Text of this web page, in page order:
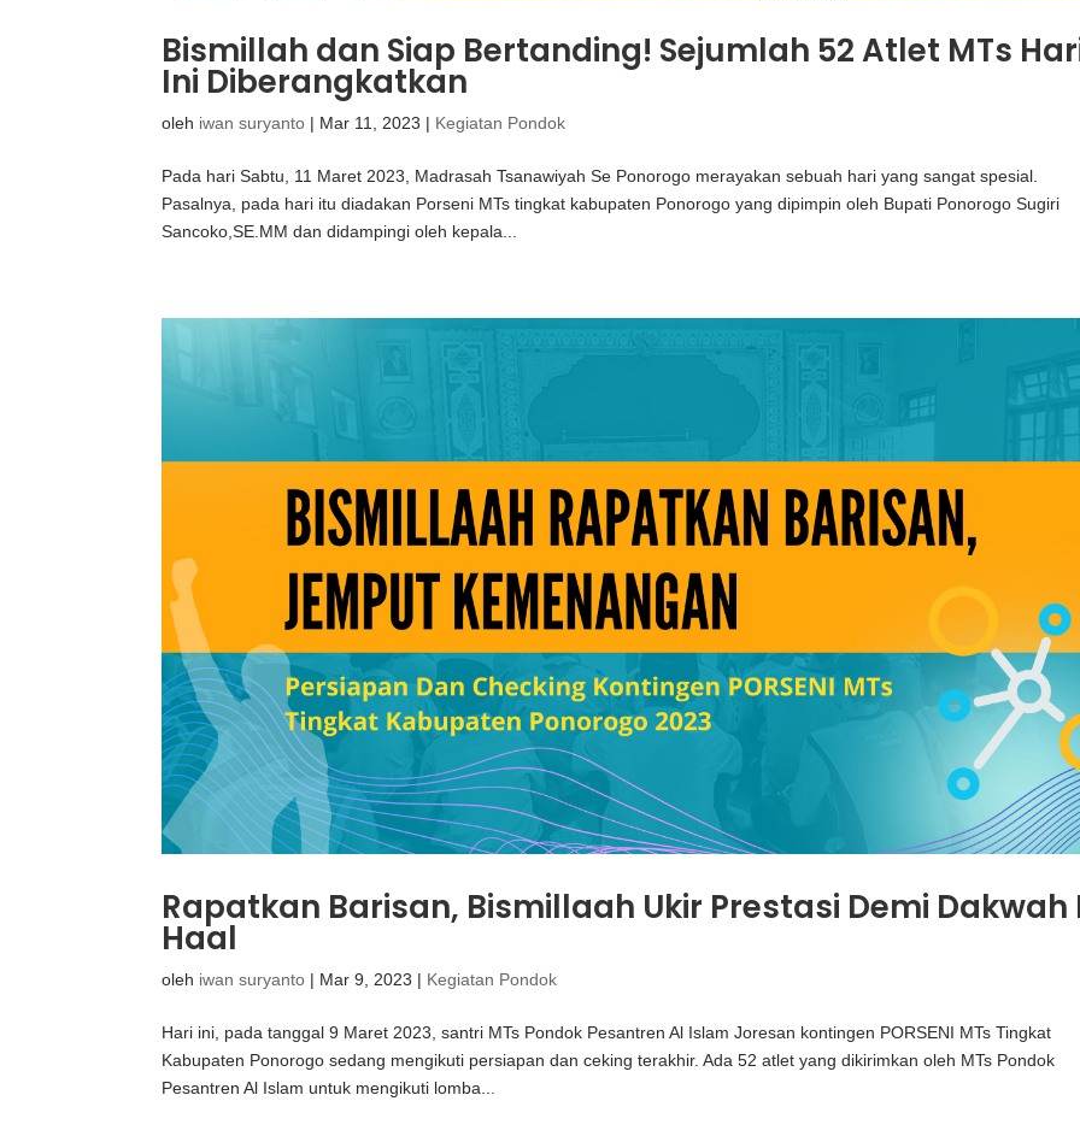
Bismillah dan Siap Bertanding! Sejumlah 52 Atlet MTs
Ini Diberangkatkan
oleh iwan suryanto | Mar 11, 2023 | Kegiatan Pondok
Pada hari Sabtu, 11 Maret 2023, Madrasah Tsanawiyah Se Ponorogo merayakan sebuah hari yang sangat spesial.
Pasalnya, pada hari itu diadakan Porseni MTs tingkat kabupaten Ponorogo yang dipimpin oleh Bupati Ponorogo Sugiri
Sancoko,SE.MM dan didampingi oleh kepala...
Rapatkan Barisan, Bismillaah Ukir Prestasi Demi Dakwah
Haal
oleh iwan suryanto | Mar 9, 2023 | Kegiatan Pondok
Hari ini, pada tanggal 9 Maret 2023, santri MTs Pondok Pesantren Al Islam Joresan kontingen PORSENI MTs Tingkat
Kabupaten Ponorogo sedang mengikuti persiapan dan ceking terakhir. Ada 52 atlet yang dikirimkan oleh MTs Pondok
Pesantren Al Islam untuk mengikuti lomba...